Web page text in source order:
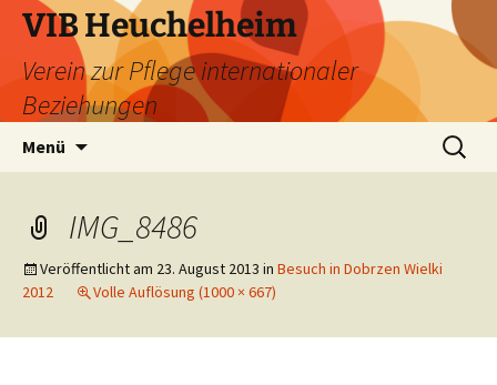
Zum
Inhalt
springen
VIB Heuchelheim
Verein zur Pflege internationaler
Beziehungen
Menü
Suchen
nach:
IMG_8486
Veröffentlicht am 23. August 2013 in Besuch in Dobrzen Wielki
2012
Volle Auflösung (1000 × 667)